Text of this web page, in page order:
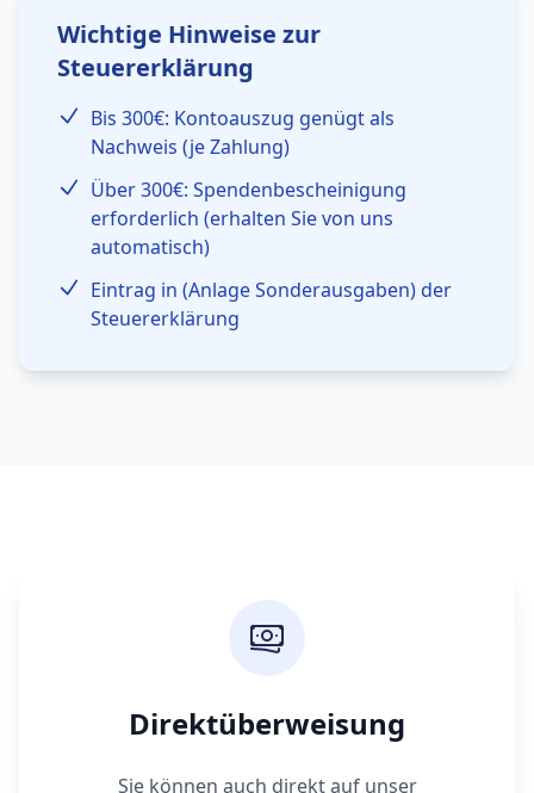
Wichtige Hinweise zur
Steuererklärung
Bis 300€: Kontoauszug genügt als
Nachweis (je Zahlung)
Über 300€: Spendenbescheinigung
erforderlich (erhalten Sie von uns
automatisch)
Eintrag in (Anlage Sonderausgaben) der
Steuererklärung
Direktüberweisung
Sie können auch direkt auf unser